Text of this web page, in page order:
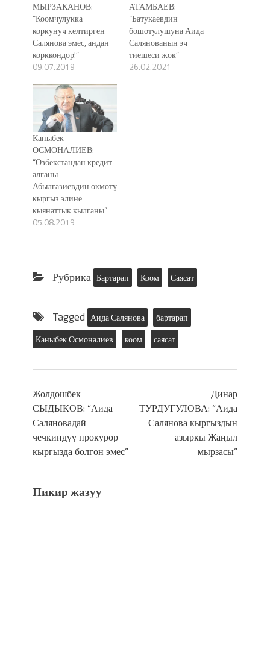
МЫРЗАКАНОВ:
“Коомчулукка
коркунуч келтирген
Салянова эмес, андан
корккондор!”
09.07.2019
АТАМБАЕВ:
“Батукаевдин
бошотулушуна Аида
Салянованын эч
тиешеси жок”
26.02.2021
Каныбек
ОСМОНАЛИЕВ:
“Өзбекстандан кредит
алганы —
Абылгазиевдин өкмөтү
кыргыз элине
кыянаттык кылганы”
05.08.2019
Рубрика Бартарап Коом Саясат
Tagged Аида Салянова
бартарап
Каныбек Осмоналиев
коом саясат
Жолдошбек
СЫДЫКОВ: “Аида
Саляновадай
чечкиндүү прокурор
кыргызда болгон эмес”
Динар
ТУРДУГУЛОВА: “Аида
Салянова кыргыздын
азыркы Жаңыл
мырзасы”
Пикир жазуу